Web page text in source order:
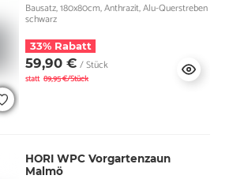
Bausatz, 180x80cm, Anthrazit, Alu-Querstreben
schwarz
33% Rabatt
59,90 € / Stück
statt 89,95 €/Stück
HORI WPC Vorgartenzaun
Malmö